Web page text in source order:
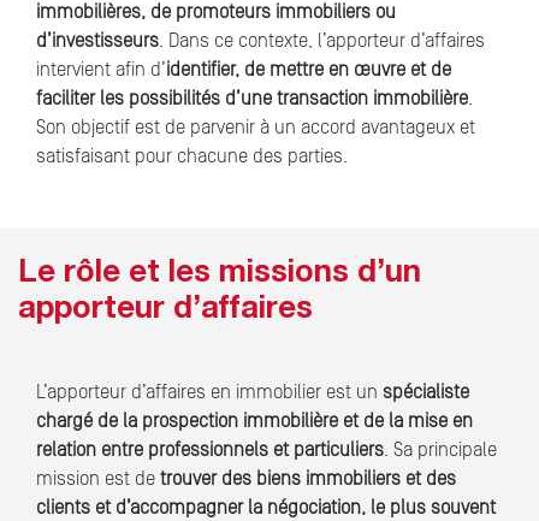
immobilières, de promoteurs immobiliers ou
d’investisseurs. Dans ce contexte, l’apporteur d’affaires
intervient afin d’identifier, de mettre en œuvre et de
faciliter les possibilités d’une transaction immobilière.
Son objectif est de parvenir à un accord avantageux et
satisfaisant pour chacune des parties.
Le rôle et les missions d’un
apporteur d’affaires
L’apporteur d’affaires en immobilier est un spécialiste
chargé de la prospection immobilière et de la mise en
relation entre professionnels et particuliers. Sa principale
mission est de trouver des biens immobiliers et des
clients et d’accompagner la négociation, le plus souvent